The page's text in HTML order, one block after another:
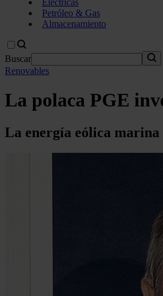
Eléctricas
Petróleo & Gas
Almacenamiento
Buscar
Renovables
La polaca PGE
La energía eólica marina